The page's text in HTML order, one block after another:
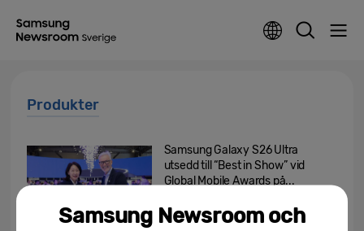
Produkter
Samsung Galaxy S26 Ultra
utsedd till “Best in Show” vid
Global Mobile Awards på...
05/03/2026
Samsung Newsroom och